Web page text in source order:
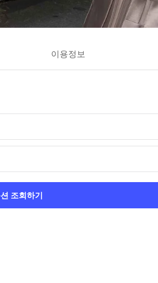
이용정보
조회하기